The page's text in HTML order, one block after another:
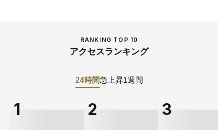
RANKING TOP 10
アクセスランキング
24時間急上昇1週間